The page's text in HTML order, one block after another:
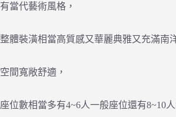
有當代藝術風格，
整體裝潢相當高質感又華麗典雅又充滿南
空間寬敞舒適，
座位數相當多有4~6人一般座位還有8~10人